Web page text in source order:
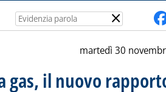
×
martedì 30
gas, il nuovo